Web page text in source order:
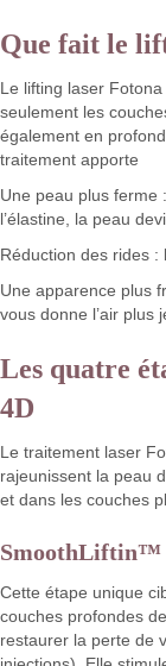
Que fait le
Le lifting laser
seulement les
également en
traitement apporte
Une peau plus ferme
l’élastine, la peau
Réduction des rides :
Une apparence plus
vous donne l’air plus
Les quatre
4D
Le traitement laser
rajeunissent la peau
et dans les couches
SmoothLiftin™
Cette étape unique
couches profondes
restaurer la perte de